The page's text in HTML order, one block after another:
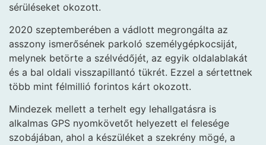
sérüléseket okozott.
2020 szeptemberében a vádlott megrongálta az
asszony ismerősének parkoló személygépkocsiját,
melynek betörte a szélvédőjét, az egyik oldalablakát
és a bal oldali visszapillantó tükrét. Ezzel a sértettnek
több mint félmillió forintos kárt okozott.
Mindezek mellett a terhelt egy lehallgatásra is
alkalmas GPS nyomkövetőt helyezett el felesége
szobájában, ahol a készüléket a szekrény mögé, a